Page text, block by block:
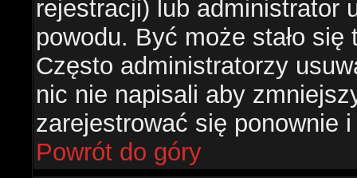
rejestracji) lub administrator
powodu. Być może stało
Często administratorzy
nic nie napisali aby
zarejestrować się ponownie
Powrót do góry